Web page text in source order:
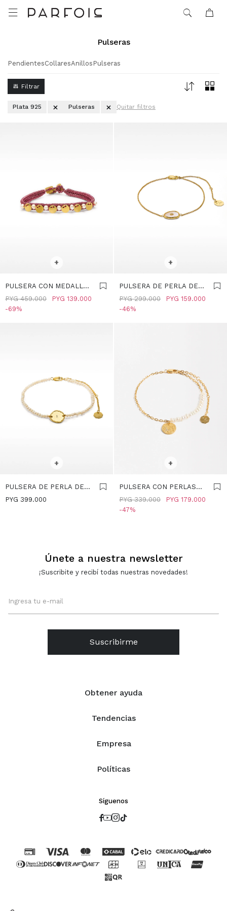

Pulseras
PendientesCollaresAnillos Pulseras
Plata 925 Pulseras Quitar filtros
+
PULSERA CON MEDALLAS
Y PERLAS DE AGUA
DULCE - PLATA DE LEY
PYG 139.000
PYG 459.000
69
+
PULSERA DE PERLA DE
AGUA DULCE CON
CIRCONITA - PLATA DE
PYG 159.000
PYG 299.000
46
+
PULSERA DE PERLA DE
AGUA DULCE CON
PYG 399.000
+
PULSERA CON PERLAS
DE AGUA DULCE - PLATA
DE LEY 925 - DORADO
PYG 179.000
PYG 339.000
47
Obtener ayuda
Tendencias
Empresa
Políticas
Únete a nuestra newsletter
¡Suscribite y recibí todas nuestras novedades!
Suscribirme
Síguenos
